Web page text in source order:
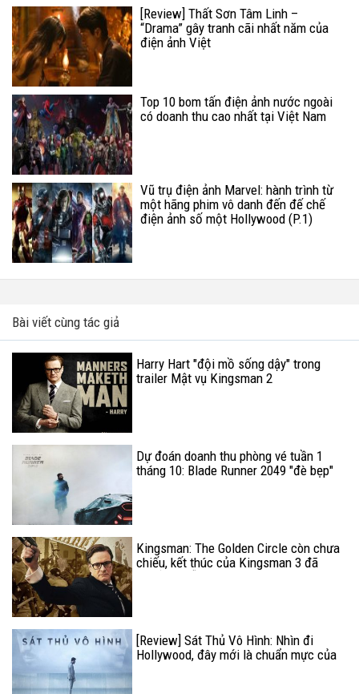
[Review] Thất Sơn Tâm Linh –
“Drama” gây tranh cãi nhất năm của
điện ảnh Việt
Top 10 bom tấn điện ảnh nước ngoài
có doanh thu cao nhất tại Việt Nam
Vũ trụ điện ảnh Marvel: hành trình từ
một hãng phim vô danh đến đế chế
điện ảnh số một Hollywood (P.1)
Bài viết cùng tác giả
Harry Hart "đội mồ sống dậy" trong
trailer Mật vụ Kingsman 2
Dự đoán doanh thu phòng vé tuần 1
tháng 10: Blade Runner 2049 "đè bẹp"
Kingsman: The Golden Circle còn chưa
chiếu, kết thúc của Kingsman 3 đã
[Review] Sát Thủ Vô Hình: Nhìn đi
Hollywood, đây mới là chuẩn mực của